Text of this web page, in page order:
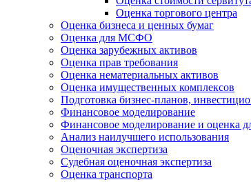
Оценка торгового центра
Оценка бизнеса и ценных бумаг
Оценка для МСФО
Оценка зарубежных активов
Оценка прав требования
Оценка нематериальных активов
Оценка имущественных комплексов
Подготовка бизнес-планов,
Финансовое моделирование
Финансовое моделирование и оценка
Анализ наилучшего использования
Оценочная экспертиза
Судебная оценочная экспертиза
Оценка транспорта